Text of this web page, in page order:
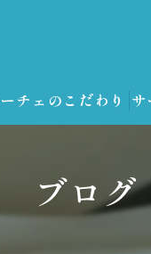
チェのこだわり
ブログ